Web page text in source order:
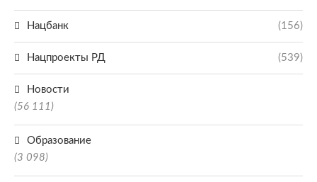
Нацбанк (156)
Нацпроекты РД (539)
Новости
(56 111)
Образование
(3 098)